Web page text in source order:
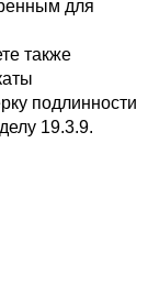
для
также
подлинности
19.3.9.